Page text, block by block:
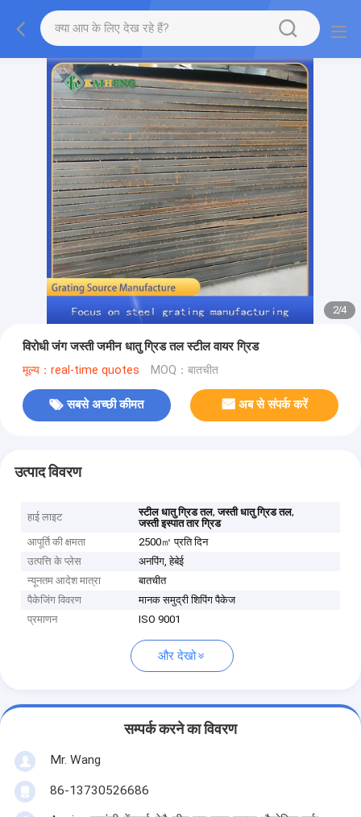
2/4
विरोधी जंग जस्ती जमीन धातु ग्रिड तल स्टील वायर ग्रिड
मूल्य：real-time quotes MOQ：बातचीत
सबसे अच्छी कीमत अब से संपर्क करें
उत्पाद विवरण
हाई लाइट स्टील धातु ग्रिड तल,जस्ती धातु ग्रिड तल,
जस्ती इस्पात तार ग्रिड
आपूर्ति की क्षमता
2500㎡ प्रति दिन
उत्पत्ति के प्लेस
अनपिंग, हेबेई
न्यूनतम आदेश मात्रा
बातचीत
पैकेजिंग विवरण
मानक समुद्री शिपिंग पैकेज
प्रमाणन
ISO 9001
और देखो
सम्पर्क करने का विवरण
Mr. Wang
86-13730526686